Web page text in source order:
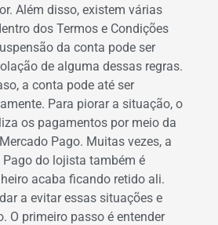
Além disso, existem várias
dos Termos e Condições
da conta pode ser
de alguma dessas regras.
a conta pode até ser
Para piorar a situação, o
os pagamentos por meio da
Pago. Muitas vezes, a
do lojista também é
acaba ficando retido ali.
a evitar essas situações e
O primeiro passo é entender